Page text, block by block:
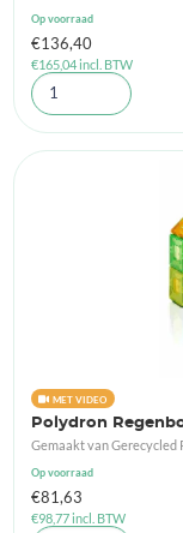
Op voorraad
€136,40
€165,04incl. BTW
MET VIDEO
Polydron
Gemaakt van Gerecycled
Op voorraad
€81,63
€98,77incl. BTW